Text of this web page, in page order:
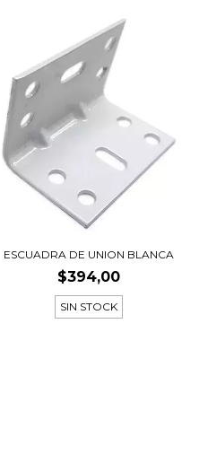
ESCUADRA DE UNION BLANCA
$394,00
SIN STOCK